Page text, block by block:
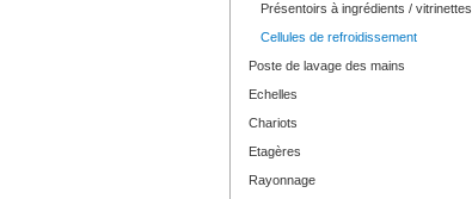
Présentoirs à ingrédients / vitrinettes
Cellules de refroidissement
Poste de lavage des mains
Echelles
Chariots
Etagères
Rayonnage